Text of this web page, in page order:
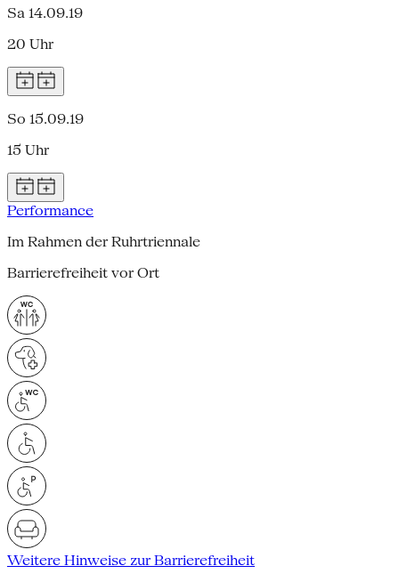
Sa 14.09.19
20 Uhr
So 15.09.19
15 Uhr
Performance
Im Rahmen der Ruhrtriennale
Barrierefreiheit vor Ort
Weitere Hinweise zur Barrierefreiheit